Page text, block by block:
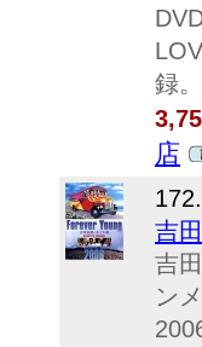
録
店
172.
吉
吉
ン